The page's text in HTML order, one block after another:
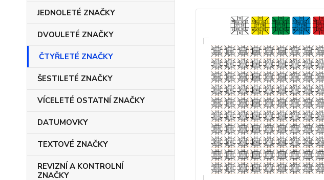
JEDNOLETÉ ZNAČKY
DVOULETÉ ZNAČKY
ČTYŘLETÉ ZNAČKY
ŠESTILETÉ ZNAČKY
VÍCELETÉ OSTATNÍ ZNAČKY
DATUMOVKY
TEXTOVÉ ZNAČKY
REVIZNÍ A KONTROLNÍ
ZNAČKY